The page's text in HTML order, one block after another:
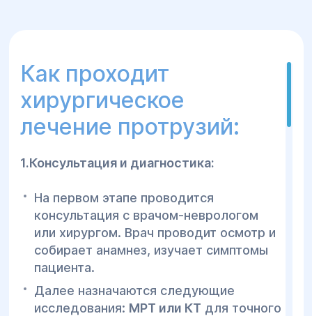
Как проходит
хирургическое
лечение протрузий:
1.Консультация и диагностика:
На первом этапе проводится
консультация с врачом-неврологом
или хирургом. Врач проводит осмотр и
собирает анамнез, изучает симптомы
пациента.
Далее назначаются следующие
исследования: МРТ или КТ для точного